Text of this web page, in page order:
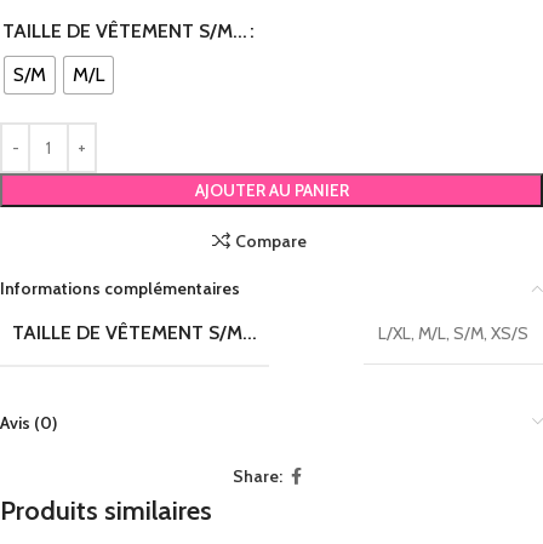
TAILLE DE VÊTEMENT S/M...
S/M
M/L
AJOUTER AU PANIER
Compare
Informations complémentaires
TAILLE DE VÊTEMENT S/M... L/XL, M/L, S/M, XS/S
Avis (0)
Share:
Produits similaires